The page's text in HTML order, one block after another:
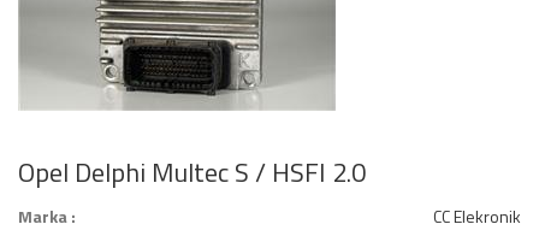
Opel Delphi Multec S / HSFI 2.0
Marka :
CC Elekronik